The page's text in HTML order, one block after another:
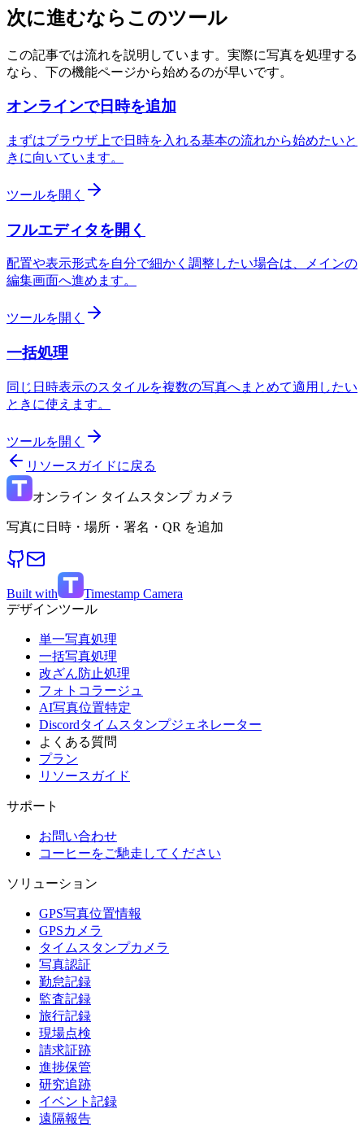
次に進むならこのツール
この記事では流れを説明しています。実際に写真を処理する
なら、下の機能ページから始めるのが早いです。
オンラインで日時を追加
まずはブラウザ上で日時を入れる基本の流れから始めたいと
きに向いています。
ツールを開く
フルエディタを開く
配置や表示形式を自分で細かく調整したい場合は、メインの
編集画面へ進めます。
ツールを開く
一括処理
同じ日時表示のスタイルを複数の写真へまとめて適用したい
ときに使えます。
ツールを開く
リソースガイドに戻る
オンライン タイムスタンプ カメラ
写真に日時・場所・署名・QR を追加
Built with
Timestamp Camera
デザインツール
単一写真処理
一括写真処理
改ざん防止処理
フォトコラージュ
AI写真位置特定
Discordタイムスタンプジェネレーター
よくある質問
プラン
リソースガイド
サポート
お問い合わせ
コーヒーをご馳走してください
ソリューション
GPS写真位置情報
GPSカメラ
タイムスタンプカメラ
写真認証
勤怠記録
監査記録
旅行記録
現場点検
請求証跡
進捗保管
研究追跡
イベント記録
遠隔報告